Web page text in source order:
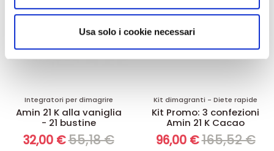
analizzare il nostro traffico. Condividiamo inoltre
informazioni sul modo in cui utilizza il nostro sito con i
nostri partner che si occupano di analisi dei dati web,
pubblicità e social media, i quali potrebbero combinarle
Usa solo i cookie necessari
Integratori per dimagrire
Amin 21 K alla vaniglia
- 21 bustine
32,00 €55,18 €
Kit dimagranti - Diete rapide
Kit Promo: 3 confezioni
Amin 21 K Cacao
96,00 €165,52 €